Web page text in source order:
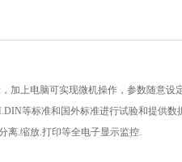
，加上电脑可实现微机操作，参数随意
等标准和国外标准进行试验和提供数
离.缩放.打印等全电子显示监控.